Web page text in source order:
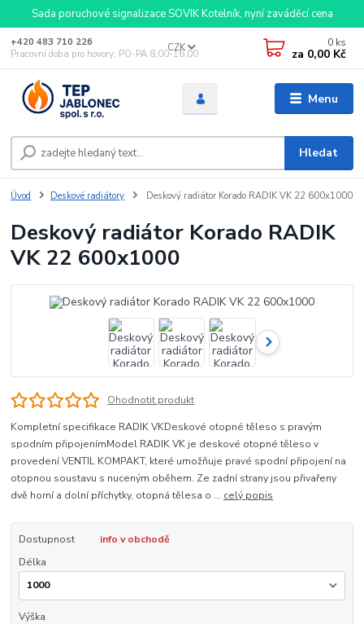
Sada poruchové signalizace SOVIK Kotelník, nyní zaváděcí cena
Menu
CZK
Hledat
+420 483 710 226
Pracovní doba pro hovory: PO-PA 8,00-16,00
0 ks
za 0,00 Kč
Úvod Deskové radiátory Deskový radiátor Korado RADIK VK 22 600x1000
Deskový radiátor Korado RADIK
VK 22 600x1000
Ohodnotit produkt
Kompletní specifikace RADIK VKDeskové otopné těleso s pravým
spodním připojenímModel RADIK VK je deskové otopné těleso v
provedení VENTIL KOMPAKT, které umožňuje pravé spodní připojení na
otopnou soustavu s nuceným oběhem. Ze zadní strany jsou přivařeny
dvě horní a dolní příchytky, otopná tělesa o ... celý popis
Dostupnost
info v obchodě
Délka
Výška